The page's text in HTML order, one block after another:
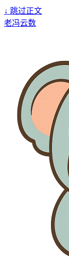
↓ 跳过正文
老冯云数